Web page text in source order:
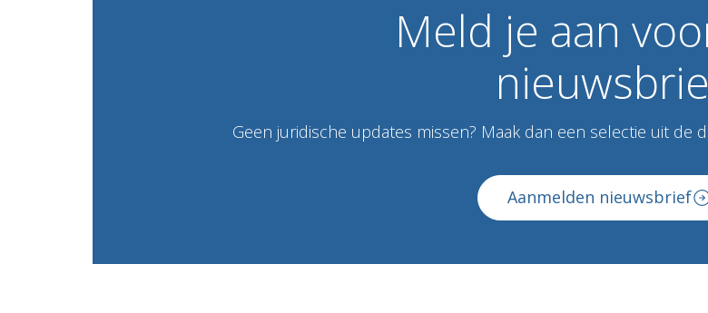
Meld je aan
Geen juridische updates missen? Maak dan een selectie uit de
Aanmelden nieuwsbrief